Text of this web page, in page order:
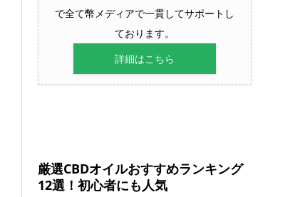
で全て幣メディアで一貫してサポートし
ております。
詳細はこちら
厳選CBDオイルおすすめランキング
12選！初心者にも人気